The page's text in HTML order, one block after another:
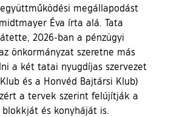
megállapodást
Éva írta alá. Tata
2026-ban a pénzügyi
önkormányzat szeretne más
a két tatai nyugdíjas szervezet
és a Honvéd Bajtársi Klub)
a tervek szerint felújítják a
blokkját és konyháját is.